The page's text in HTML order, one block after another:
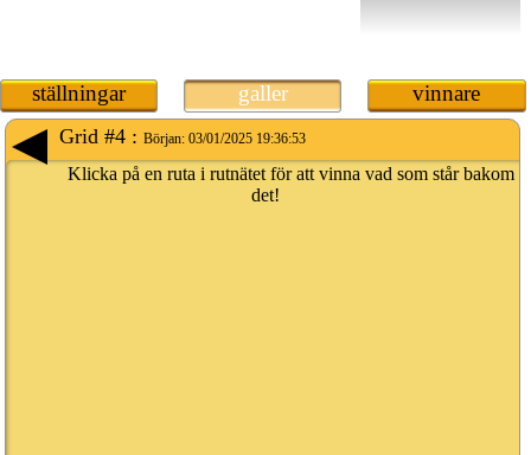
ställningar galler vinnare
Grid #4 : Början: 03/01/2025 19:36:53
Klicka på en ruta i rutnätet för att vinna vad som står bakom
det!